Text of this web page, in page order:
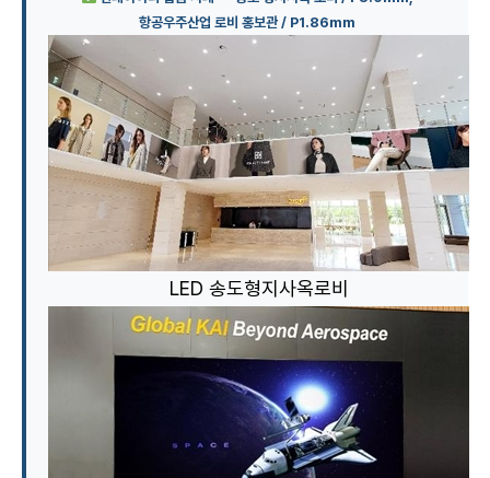
항공우주산업 로비 홍보관 / P1.86mm
LED 송도형지사옥로비